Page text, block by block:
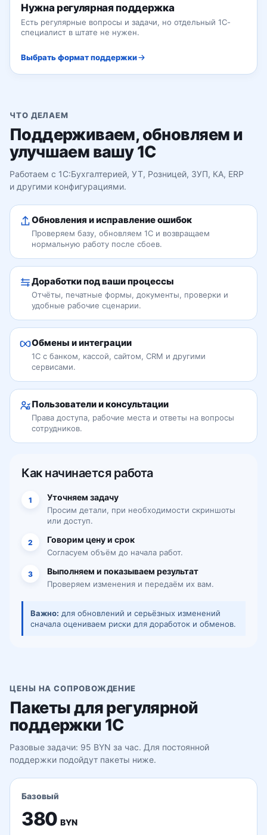
Нужна регулярная поддержка
Есть регулярные вопросы и задачи, но отдельный 1С-
специалист в штате не нужен.
Выбрать формат поддержки
ЧТО ДЕЛАЕМ
Поддерживаем, обновляем и
улучшаем вашу 1С
Работаем с 1С:Бухгалтерией, УТ, Розницей, ЗУП, КА, ERP
и другими конфигурациями.
Обновления и исправление ошибок
Проверяем базу, обновляем 1С и возвращаем
нормальную работу после сбоев.
Доработки под ваши процессы
Отчёты, печатные формы, документы, проверки и
удобные рабочие сценарии.
Обмены и интеграции
1С с банком, кассой, сайтом, CRM и другими
сервисами.
Пользователи и консультации
Права доступа, рабочие места и ответы на вопросы
сотрудников.
Как начинается работа
1 Уточняем задачу
Просим детали, при необходимости скриншоты
или доступ.
2 Говорим цену и срок
Согласуем объём до начала работ.
3 Выполняем и показываем результат
Проверяем изменения и передаём их вам.
Важно: для обновлений и серьёзных изменений
сначала оцениваем риски для доработок и обменов.
ЦЕНЫ НА СОПРОВОЖДЕНИЕ
Пакеты для регулярной
поддержки 1С
Разовые задачи: 95 BYN за час. Для постоянной
поддержки подойдут пакеты ниже.
Базовый
380BYN